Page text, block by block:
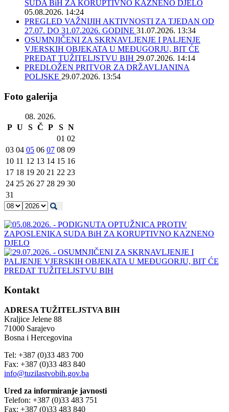
SUDA BiH ZA KORUPTIVNO KAZNENO DJELO
05.08.2026. 14:24
PREGLED VAŽNIJIH AKTIVNOSTI ZA TJEDAN OD
27.07. DO 31.07.2026. GODINE 31.07.2026. 13:34
OSUMNJIČENI ZA SKRNAVLJENJE I PALJENJE
VJERSKIH OBJEKATA U MEĐUGORJU, BIT ĆE
PREDAT TUŽITELJSTVU BIH 29.07.2026. 14:14
PREDLOŽEN PRITVOR ZA DRŽAVLJANINA
POLJSKE 29.07.2026. 13:54
Foto galerija
08. 2026.
P U S Č P S N
01 02
03 04 05 06 07 08 09
10 11 12 13 14 15 16
17 18 19 20 21 22 23
24 25 26 27 28 29 30
31
Kontakt
ADRESA TUŽITELJSTVA BIH
Kraljice Jelene 88
71000 Sarajevo
Bosna i Hercegovina
Tel: +387 (0)33 483 700
Fax: +387 (0)33 483 840
info@tuzilastvobih.gov.ba
Ured za informiranje javnosti
Telefon: +387 (0)33 483 751
Fax: +387 (0)33 483 840